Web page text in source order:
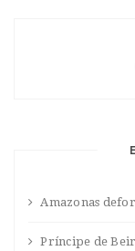
Amazonas
Príncipe de